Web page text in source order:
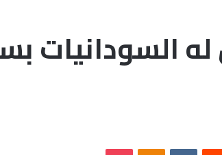
السودانيات